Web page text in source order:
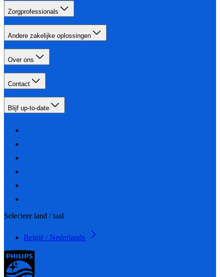
Zorgprofessionals
Andere zakelijke oplossingen
Over ons
Contact
Blijf up-to-date
Selecteer land / taal
België / Nederlands